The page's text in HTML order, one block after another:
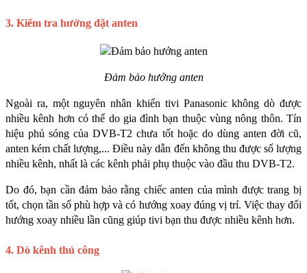
3. Kiểm tra hướng đặt anten
Đảm bảo hướng anten
Ngoài ra, một nguyên nhân khiến tivi Panasonic không dò được
nhiều kênh hơn có thể do gia đình bạn thuộc vùng nông thôn. Tín
hiệu phủ sóng của DVB-T2 chưa tốt hoặc do dùng anten đời cũ,
anten kém chất lượng,... Điều này dẫn đến không thu được số lượng
nhiều kênh, nhất là các kênh phải phụ thuộc vào đầu thu DVB-T2.
Do đó, bạn cần đảm bảo rằng chiếc anten của mình được trang bị
tốt, chọn tần số phù hợp và có hướng xoay đúng vị trí. Việc thay đổi
hướng xoay nhiều lần cũng giúp tivi bạn thu được nhiều kênh hơn.
4. Dò kênh thủ công